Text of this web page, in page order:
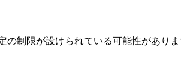
制限が設けられている可能性がありま